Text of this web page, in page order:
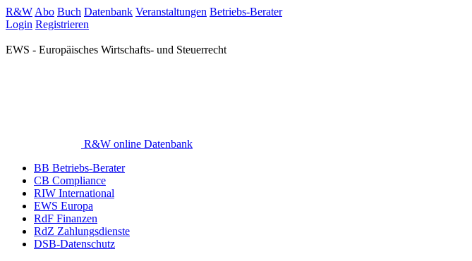
R&W Abo Buch Datenbank Veranstaltungen Betriebs-Berater
Login Registrieren
EWS - Europäisches Wirtschafts- und Steuerrecht
R&W online Datenbank
BB Betriebs-Berater
CB Compliance
RIW International
EWS Europa
RdF Finanzen
RdZ Zahlungsdienste
DSB-Datenschutz